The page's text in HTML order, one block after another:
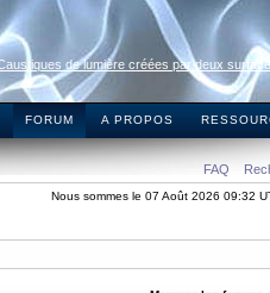
de lumière créées par deux
FORUM A PROPOS
FAQ
Nous sommes le 07 Août 2026 09:32